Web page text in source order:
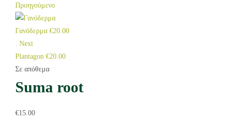
Προηγούμενο
Γανόδερμα €20.00
Next
Plantagon €20.00
Σε απόθεμα
Suma root
€15.00